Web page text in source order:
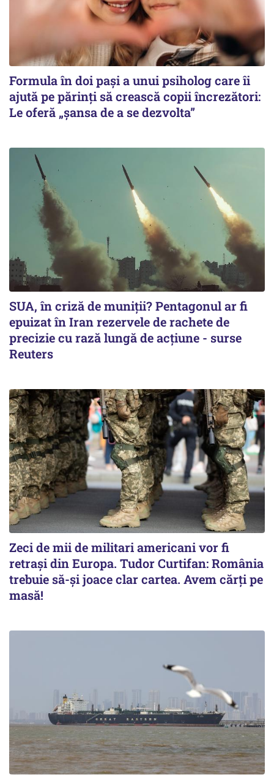
Formula în doi pași a unui psiholog care îi
ajută pe părinți să crească copii încrezători:
Le oferă „șansa de a se dezvolta”
SUA, în criză de muniții? Pentagonul ar fi
epuizat în Iran rezervele de rachete de
precizie cu rază lungă de acţiune - surse
Reuters
Zeci de mii de militari americani vor fi
retrași din Europa. Tudor Curtifan: România
trebuie să-și joace clar cartea. Avem cărți pe
masă!